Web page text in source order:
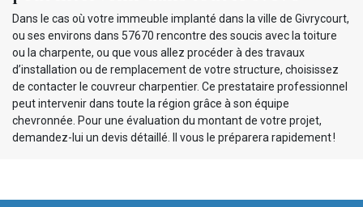
Dans le cas où votre immeuble implanté dans la ville de Givrycourt,
ou ses environs dans 57670 rencontre des soucis avec la toiture
ou la charpente, ou que vous allez procéder à des travaux
d’installation ou de remplacement de votre structure, choisissez
de contacter le couvreur charpentier. Ce prestataire professionnel
peut intervenir dans toute la région grâce à son équipe
chevronnée. Pour une évaluation du montant de votre projet,
demandez-lui un devis détaillé. Il vous le préparera rapidement !